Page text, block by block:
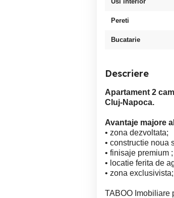
Pereti
Bucatarie
Descriere
Apartament 2
Cluj-Napoca.
Avantaje majore
•
•
•
•
•
TABOO Imobiliare